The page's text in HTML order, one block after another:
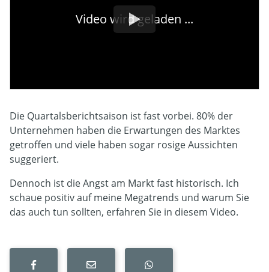
Video wird geladen ...
Die Quartalsberichtsaison ist fast vorbei. 80% der
Unternehmen haben die Erwartungen des Marktes
getroffen und viele haben sogar rosige Aussichten
suggeriert.
Dennoch ist die Angst am Markt fast historisch. Ich
schaue positiv auf meine Megatrends und warum Sie
das auch tun sollten, erfahren Sie in diesem Video.